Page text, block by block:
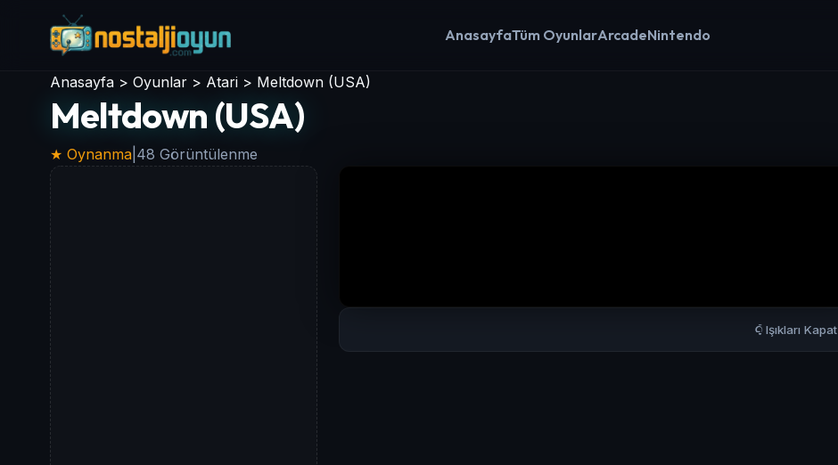
AnasayfaTüm OyunlarArcadeNintendo
Anasayfa > Oyunlar > Atari > Meltdown (USA)
Meltdown (USA)
★ Oynanma 48 Görüntülenme
Işıkları Kapat